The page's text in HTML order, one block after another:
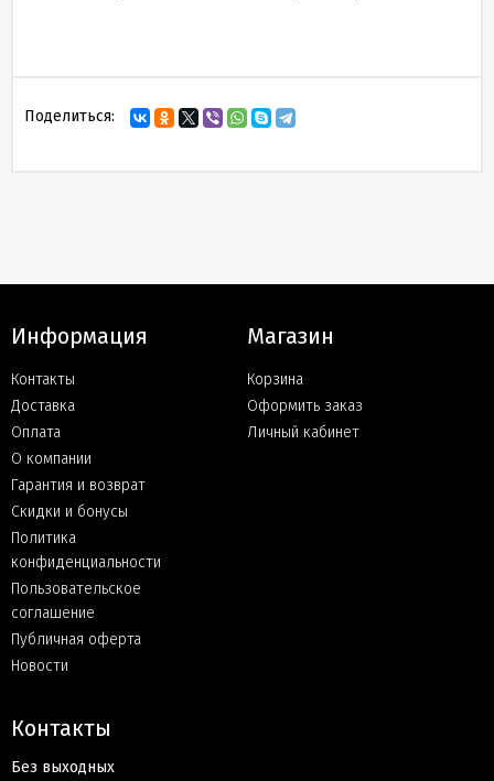
Поделиться:
Информация
Контакты
Доставка
Оплата
О компании
Гарантия и возврат
Скидки и бонусы
Политика
конфиденциальности
Пользовательское
соглашение
Публичная оферта
Новости
Магазин
Корзина
Оформить заказ
Личный кабинет
Контакты
Без выходных